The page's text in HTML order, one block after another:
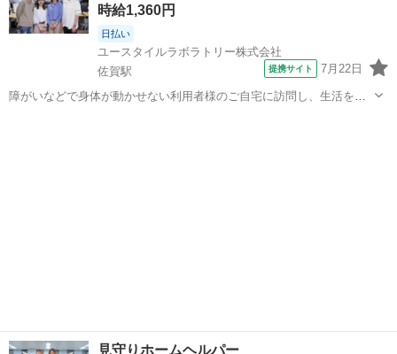
時給1,360円
日払い
ユースタイルラボラトリー株式会社
佐賀駅
提携サイト 7月22日
障がいなどで身体が動かせない利用者様のご自宅に訪問し、生活を支
見守りホームヘルパー